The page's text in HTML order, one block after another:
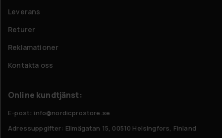
Leverans
Returer
Reklamationer
Kontakta oss
Online kundtjänst:
E-post: info@nordicprostore.se
Adressuppgifter: Elimägatan 15, 00510 Helsingfors, Finland